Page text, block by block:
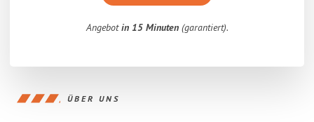
Angebotin 15 Minuten(garantiert).
ÜBER UNS